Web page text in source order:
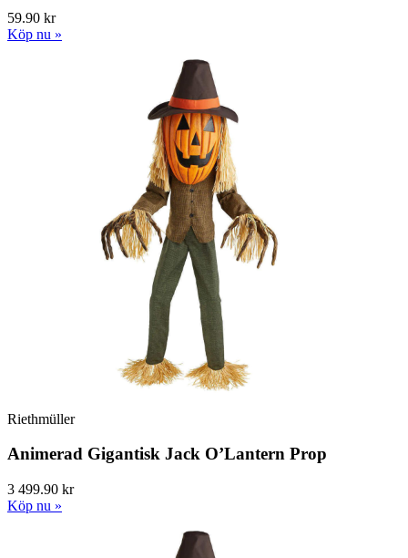
59.90 kr
Köp nu »
Riethmüller
Animerad Gigantisk Jack O’Lantern Prop
3 499.90 kr
Köp nu »